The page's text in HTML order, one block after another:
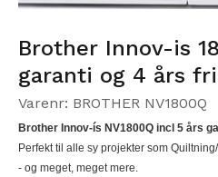
Brother Innov-is
garanti og 4 års
Varenr: BROTHER NV1800Q
Brother Innov-ís NV1800Q incl 5 års
Perfekt til alle sy projekter som
- og meget, meget mere.